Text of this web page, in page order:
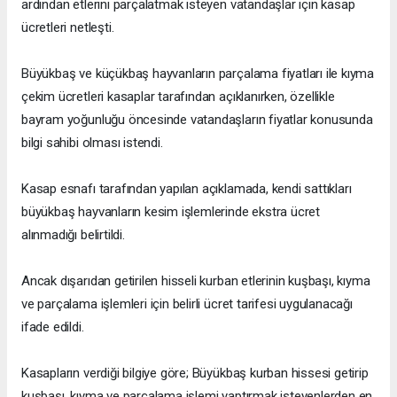
ardından etlerini parçalatmak isteyen vatandaşlar için kasap
ücretleri netleşti.
Büyükbaş ve küçükbaş hayvanların parçalama fiyatları ile kıyma
çekim ücretleri kasaplar tarafından açıklanırken, özellikle
bayram yoğunluğu öncesinde vatandaşların fiyatlar konusunda
bilgi sahibi olması istendi.
Kasap esnafı tarafından yapılan açıklamada, kendi sattıkları
büyükbaş hayvanların kesim işlemlerinde ekstra ücret
alınmadığı belirtildi.
Ancak dışarıdan getirilen hisseli kurban etlerinin kuşbaşı, kıyma
ve parçalama işlemleri için belirli ücret tarifesi uygulanacağı
ifade edildi.
Kasapların verdiği bilgiye göre; Büyükbaş kurban hissesi getirip